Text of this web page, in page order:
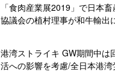
「食肉産業展2019」で日本
協議会の植村理事が和牛輸出
港湾ストライキ GW期間中は
活への影響を考慮/全日本港湾